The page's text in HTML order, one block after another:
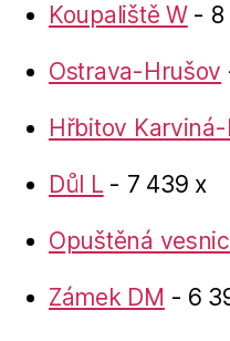
Koupaliště W- 8
Ostrava-Hrušov
Hřbitov
Důl L - 7 439 x
Opuštěná
Zámek DM - 6